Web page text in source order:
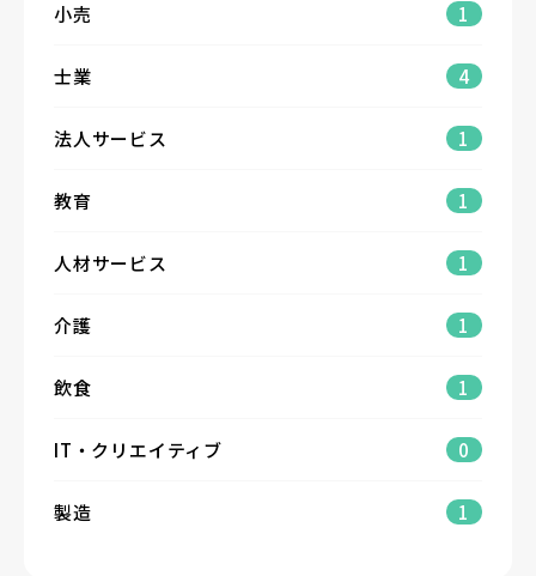
小売 1
士業 4
法人サービス 1
教育 1
人材サービス 1
介護 1
飲食 1
IT・クリエイティブ 0
製造 1